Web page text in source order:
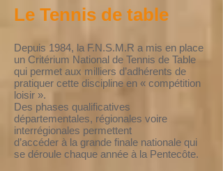
Le Tennis de table
Depuis 1984, la F.N.S.M.R a mis en place
un Critérium National de Tennis de Table
qui permet aux milliers d’adhérents de
pratiquer cette discipline en « compétition
loisir ».
Des phases qualificatives
départementales, régionales voire
interrégionales permettent
d’accéder à la grande finale nationale qui
se déroule chaque année à la Pentecôte.